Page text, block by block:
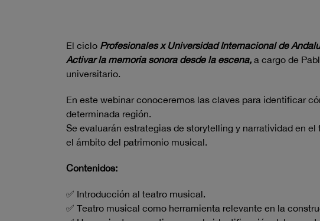
El ciclo Profesionales x Universidad Internacional de
Activar la memoria sonora desde la escena, a cargo de
universitario.
En este webinar conoceremos las claves para identificar
determinada región.
Se evaluarán estrategias de storytelling y narratividad en
el ámbito del patrimonio musical.
Contenidos:
✅ Introducción al teatro musical.
✅ Teatro musical como herramienta relevante en la